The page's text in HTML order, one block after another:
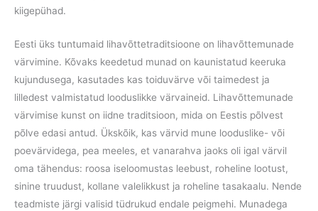
kiigepühad.
Eesti üks tuntumaid lihavõttetraditsioone on lihavõttemunade
värvimine. Kõvaks keedetud munad on kaunistatud keeruka
kujundusega, kasutades kas toiduvärve või taimedest ja
lilledest valmistatud looduslikke värvaineid. Lihavõttemunade
värvimise kunst on iidne traditsioon, mida on Eestis põlvest
põlve edasi antud. Ükskõik, kas värvid mune looduslike- või
poevärvidega, pea meeles, et vanarahva jaoks oli igal värvil
oma tähendus: roosa iseloomustas leebust, roheline lootust,
sinine truudust, kollane valelikkust ja roheline tasakaalu. Nende
teadmiste järgi valisid tüdrukud endale peigmehi. Munadega